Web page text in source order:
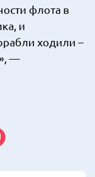
флота в
и
ходили –
—